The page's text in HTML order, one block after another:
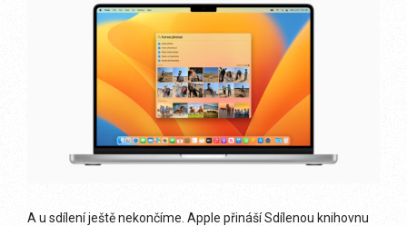
A u sdílení ještě nekončíme. Apple přináší Sdílenou knihovnu